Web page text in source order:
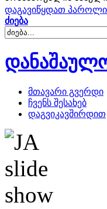
დაგავიწყდათ
ძიება
მთავარი გვერდი
ჩვენს შესახებ
დაგვიკავშირდით